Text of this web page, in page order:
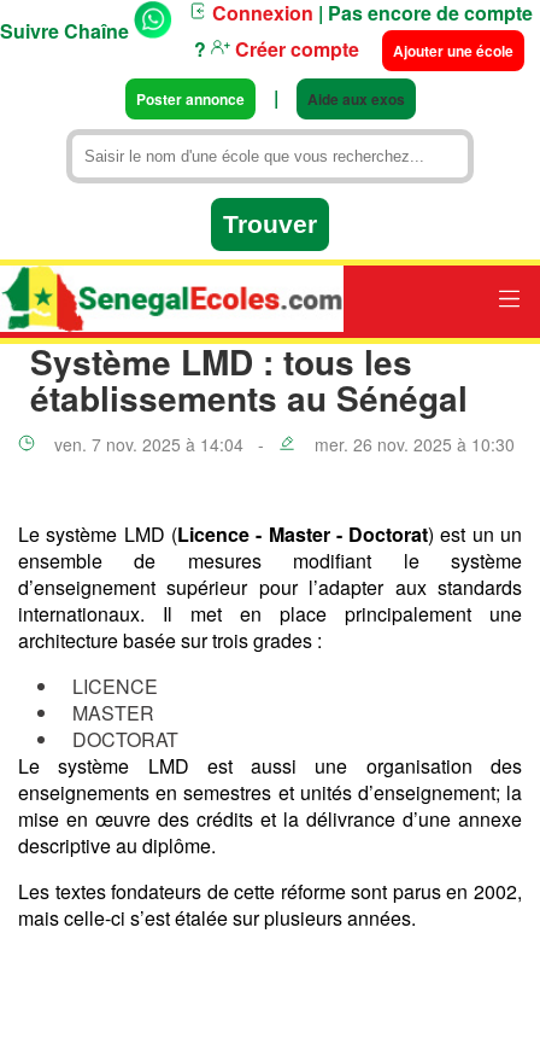
Suivre Chaîne
Connexion | Pas encore de compte
?
Créer compte Ajouter une école
Poster annonce | Aide aux exos
Système LMD : tous les
établissements au Sénégal
ven. 7 nov. 2025 à 14:04 - mer. 26 nov. 2025 à 10:30
Le système LMD (Licence - Master - Doctorat) est un un
ensemble de mesures modifiant le système
d’enseignement supérieur pour l’adapter aux standards
internationaux. Il met en place principalement une
architecture basée sur trois grades :
LICENCE
MASTER
DOCTORAT
Le système LMD est aussi une organisation des
enseignements en semestres et unités d’enseignement; la
mise en œuvre des crédits et la délivrance d’une annexe
descriptive au diplôme.
Les textes fondateurs de cette réforme sont parus en 2002,
mais celle-ci s’est étalée sur plusieurs années.